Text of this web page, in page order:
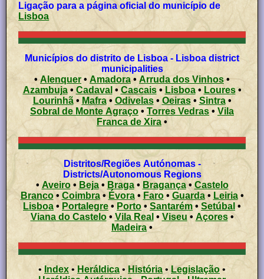
Ligação para a página oficial do município de
Lisboa
Municípios do distrito de Lisboa - Lisboa district
municipalities
• Alenquer • Amadora• Arruda dos Vinhos•
Azambuja•Cadaval • Cascais• Lisboa• Loures•
Lourinhã• Mafra• Odivelas• Oeiras•Sintra•
Sobral de Monte Agraço • Torres Vedras• Vila
Franca de Xira •
Distritos/Regiões Autónomas -
Districts/Autonomous Regions
• Aveiro• Beja• Braga• Bragança• Castelo
Branco• Coimbra• Évora• Faro• Guarda• Leiria•
Lisboa • Portalegre • Porto•Santarém• Setúbal •
Viana do Castelo•Vila Real • Viseu • Açores•
Madeira•
• Index •Heráldica • História • Legislação •